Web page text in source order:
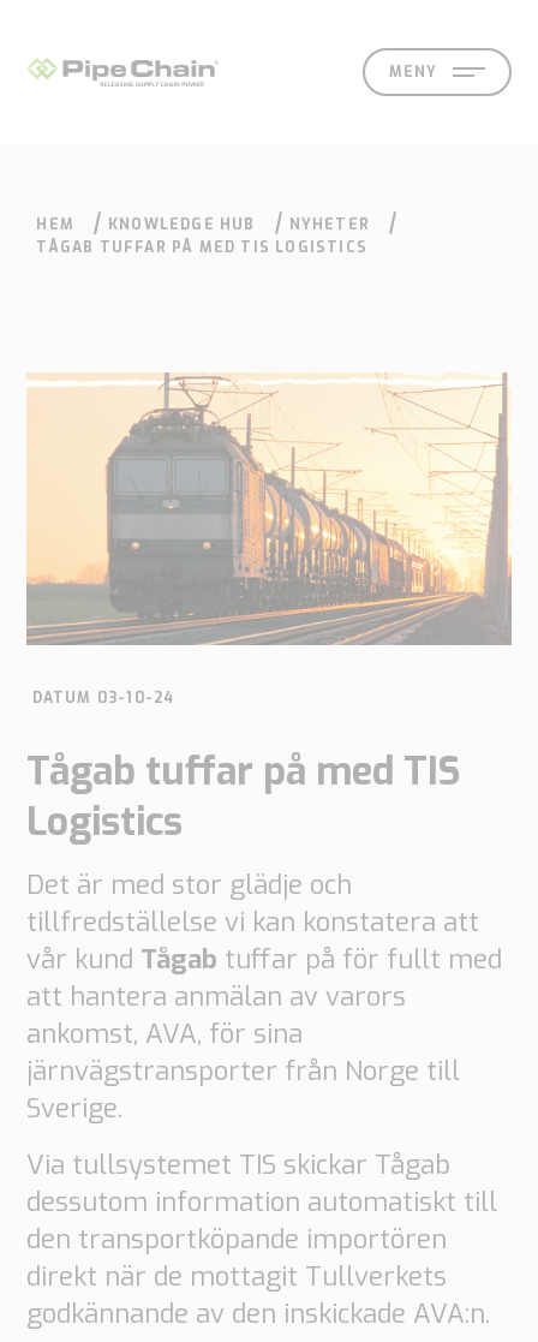
MENY
LÖSNINGARSUPPORTKONTAKTSÖK EN
gör
Supply
Networks
Chain
för
Automotive
Supply
Chain
för
Retail
Supply
Chain
Management
Supply
Chain
Planning
&
Collaboration
Tull
&
Transport
Hur
arbetar
Vårt
kunskap
Vår
Vilka
vi
är
Vår
på
PipeChain
Finansiell
information
Våra
certifikat
Knowledge
hub
Insikter
Tech
Kontakt
Våra
kontor
Teknisk
support
ett
möte
HEM KNOWLEDGE HUB
NYHETER
TÅGAB TUFFAR PÅ MED TIS LOGISTICS
DATUM 03-10-24
Tågab tuffar på med TIS
Logistics
Det är med stor glädje och
tillfredställelse vi kan konstatera att
vår kund Tågab tuffar på för fullt med
att hantera anmälan av varors
ankomst, AVA, för sina
järnvägstransporter från Norge till
Sverige.
Via tullsystemet TIS skickar Tågab
dessutom information automatiskt till
den transportköpande importören
direkt när de mottagit Tullverkets
godkännande av den inskickade AVA:n.